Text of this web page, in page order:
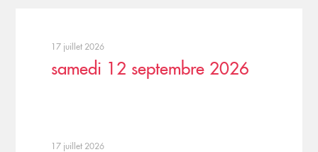
17 juillet 2026
samedi 12 septembre 2026
17 juillet 2026